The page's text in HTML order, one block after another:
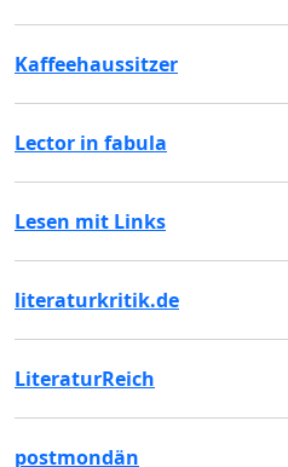
Kaffeehaussitzer
Lector in fabula
Lesen mit Links
literaturkritik.de
LiteraturReich
postmondän